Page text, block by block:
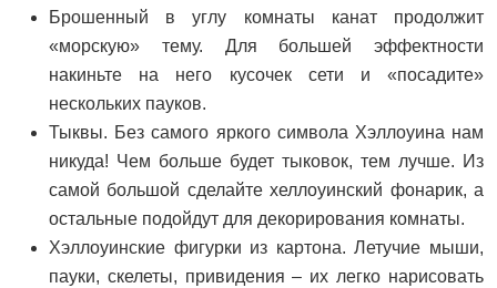
Брошенный в углу комнаты канат продолжит
«морскую» тему. Для большей эффектности
накиньте на него кусочек сети и «посадите»
нескольких пауков.
Тыквы. Без самого яркого символа Хэллоуина нам
никуда! Чем больше будет тыковок, тем лучше. Из
самой большой сделайте хеллоуинский фонарик, а
остальные подойдут для декорирования комнаты.
Хэллоуинские фигурки из картона. Летучие мыши,
пауки, скелеты, привидения – их легко нарисовать